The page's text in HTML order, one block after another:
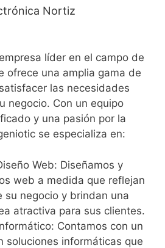
Nortiz
líder en el campo de
ofrece una amplia gama de
las necesidades
negocio. Con un equipo
y una pasión por la
se especializa en:
Web: Diseñamos y
web a medida que reflejan
su negocio y brindan una
atractiva para sus clientes.
Contamos con un
soluciones informáticas que